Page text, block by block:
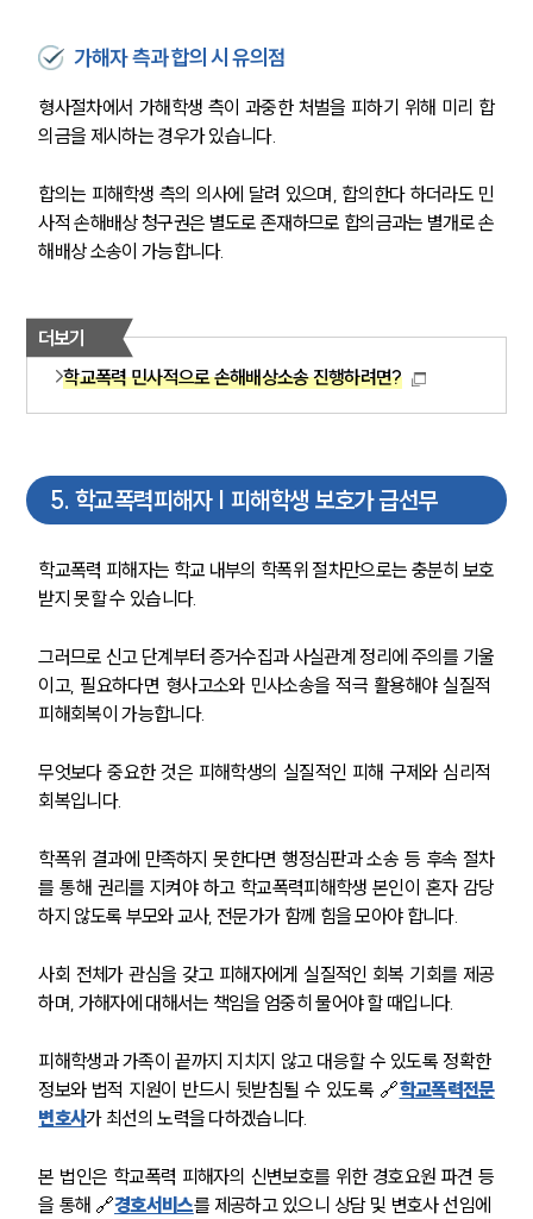
가해자 측과 합의 시 유의점
형사절차에서 가해학생 측이 과중한 처벌을 피하기 위해 미리 합
의금을 제시하는 경우가 있습니다.
합의는 피해학생 측의 의사에 달려 있으며, 합의한다 하더라도 민
사적 손해배상 청구권은 별도로 존재하므로 합의금과는 별개로 손
해배상 소송이 가능합니다.
더보기
학교폭력 민사적으로 손해배상소송 진행하려면?
5. 학교폭력피해자 | 피해학생 보호가 급선무
학교폭력 피해자는 학교 내부의 학폭위 절차만으로는 충분히 보호
받지 못할 수 있습니다.
그러므로 신고 단계부터 증거수집과 사실관계 정리에 주의를 기울
이고, 필요하다면 형사고소와 민사소송을 적극 활용해야 실질적
피해회복이 가능합니다.
무엇보다 중요한 것은 피해학생의 실질적인 피해 구제와 심리적
회복입니다.
학폭위 결과에 만족하지 못한다면 행정심판과 소송 등 후속 절차
를 통해 권리를 지켜야 하고 학교폭력피해학생 본인이 혼자 감당
하지 않도록 부모와 교사, 전문가가 함께 힘을 모아야 합니다.
사회 전체가 관심을 갖고 피해자에게 실질적인 회복 기회를 제공
하며, 가해자에 대해서는 책임을 엄중히 물어야 할 때입니다.
피해학생과 가족이 끝까지 지치지 않고 대응할 수 있도록 정확한
정보와 법적 지원이 반드시 뒷받침될 수 있도록 🔗학교폭력전문
변호사가 최선의 노력을 다하겠습니다.
본 법인은 학교폭력 피해자의 신변보호를 위한 경호요원 파견 등
을 통해 🔗경호서비스를 제공하고 있으니 상담 및 변호사 선임에